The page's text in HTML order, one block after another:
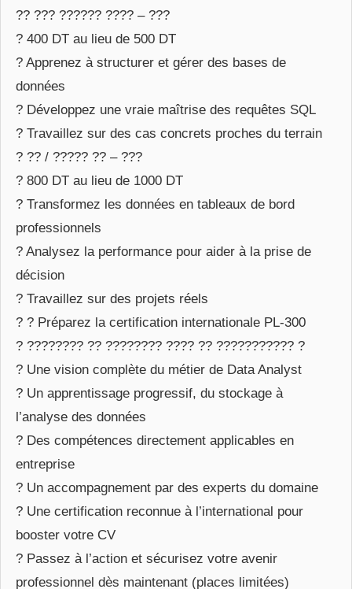
?? ??? ?????? ???? – ???
? 400 DT au lieu de 500 DT
? Apprenez à structurer et gérer des bases de
données
? Développez une vraie maîtrise des requêtes SQL
? Travaillez sur des cas concrets proches du terrain
? ?? / ????? ?? – ???
? 800 DT au lieu de 1000 DT
? Transformez les données en tableaux de bord
professionnels
? Analysez la performance pour aider à la prise de
décision
? Travaillez sur des projets réels
? ? Préparez la certification internationale PL-300
? ???????? ?? ???????? ???? ?? ??????????? ?
? Une vision complète du métier de Data Analyst
? Un apprentissage progressif, du stockage à
l’analyse des données
? Des compétences directement applicables en
entreprise
? Un accompagnement par des experts du domaine
? Une certification reconnue à l’international pour
booster votre CV
? Passez à l’action et sécurisez votre avenir
professionnel dès maintenant (places limitées)